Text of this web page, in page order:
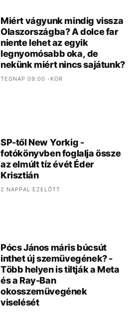
Miért vágyunk mindig vissza
Olaszországba? A dolce far
niente lehet az egyik
legnyomósabb oka, de
nekünk miért nincs sajátunk?
TEGNAP 09:00 -KOR
SP-től New Yorkig -
fotókönyvben foglalja össze
az elmúlt tíz évét Éder
Krisztián
2 NAPPAL EZELŐTT
Pócs János máris búcsút
inthet új szemüvegének? -
Több helyen is tiltják a Meta
és a Ray-Ban
okosszemüvegének
viselését